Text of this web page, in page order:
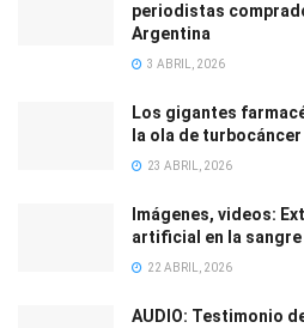
periodistas
Argentina
3 ABRIL, 2026
Los gigantes
la ola de turbocáncer
23 ABRIL, 2026
Imágenes, videos:
artificial en la
22 ABRIL, 2026
AUDIO: Testimonio